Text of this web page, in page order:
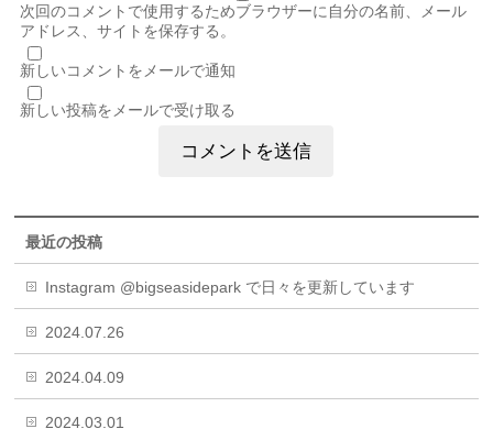
次回のコメントで使用するためブラウザーに自分の名前、メール
アドレス、サイトを保存する。
新しいコメントをメールで通知
新しい投稿をメールで受け取る
最近の投稿
Instagram @bigseasidepark で日々を更新しています
2024.07.26
2024.04.09
2024.03.01